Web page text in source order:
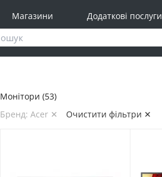
Магазини Додаткові послуги
Монітори (53)
Бренд: Acer ✕
Очистити фільтри ✕